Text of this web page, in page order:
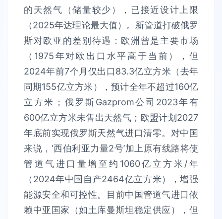
的天然气（储量较少），已接近设计上限
（2025年达理论最大值）。新管道打破俄罗
斯对欧亚的差别待遇：欧洲曾是主要市场
（1975年对欧出口水平高于当前），但
2024年前7个月仅出口83.3亿立方米（去年
同期155亿立方米），预计全年不超过160亿
立方米；俄罗斯Gazprom公司2023年有
600亿立方米未售出天然气；欧盟计划2027
年底前实现俄罗斯天然气进口清零。对中国
来说，‘西伯利亚力量2号’加上原有线路将使
管道气进口量增至约1060亿立方米/年
（2024年中国自产2464亿立方米），增强
能源安全和可控性。目前中国管道气进口依
赖中亚国家（如土库曼斯坦稳定供应），但